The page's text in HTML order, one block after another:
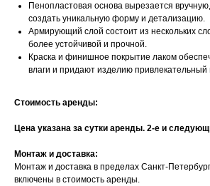
Пенопластовая основа вырезается
создать уникальную форму и детализацию.
Армирующий слой состоит из нескольких
более устойчивой и прочной.
Краска и финишное покрытие лаком
влаги и придают изделию
Стоимость аренды:
Цена указана за сутки аренды. 2-е и
Монтаж и доставка:
Монтаж и доставка в пределах Санкт-
включены в стоимость аренды.